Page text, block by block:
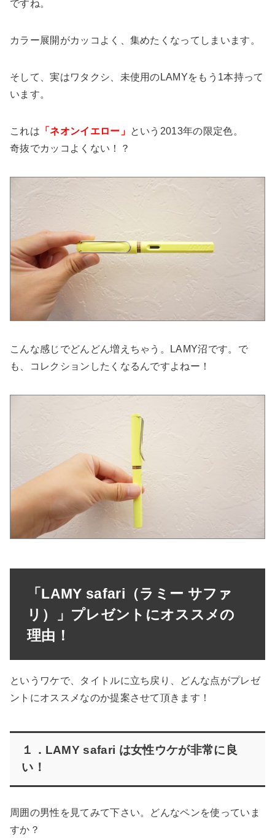
ですね。
カラー展開がカッコよく、集めたくなってしまいます。
そして、実はワタクシ、未使用のLAMYをもう1本持って
います。
これは 「ネオンイエロー」 という2013年の限定色。
奇抜でカッコよくない！？
こんな感じでどんどん増えちゃう。LAMY沼です。で
も、コレクションしたくなるんですよねー！
「LAMY safari（ラミー サファ
リ）」プレゼントにオススメの
理由！
というワケで、タイトルに立ち戻り、どんな点がプレゼ
ントにオススメなのか提案させて頂きます！
１．LAMY safari は女性ウケが非常に良
い！
周囲の男性を見てみて下さい。どんなペンを使っていま
すか？